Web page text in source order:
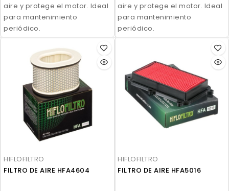
aire y protege el motor. Ideal
para mantenimiento
periódico.
aire y protege el motor. Ideal
para mantenimiento
periódico.
HIFLOFILTRO
FILTRO DE AIRE HFA4604
HIFLOFILTRO
FILTRO DE AIRE HFA5016